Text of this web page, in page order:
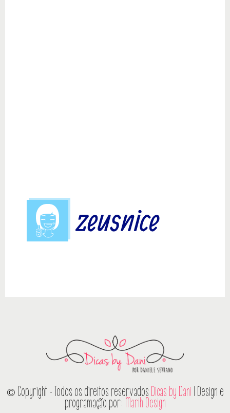
© Copyright - Todos os direitos reservados Dicas by Dani | Design e
programação por: Marih Design